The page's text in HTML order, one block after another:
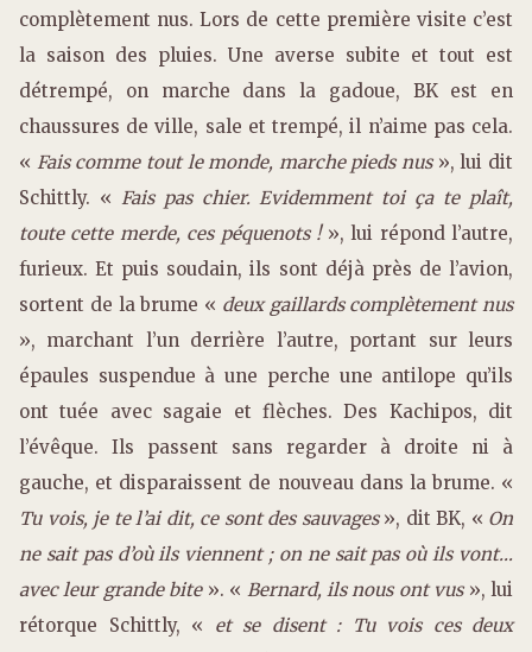
complètement nus. Lors de cette première visite c’est
la saison des pluies. Une averse subite et tout est
détrempé, on marche dans la gadoue, BK est en
chaussures de ville, sale et trempé, il n’aime pas cela.
« Fais comme tout le monde, marche pieds nus», lui dit
Schittly. « Fais pas chier. Evidemment toi ça te plaît,
toute cette merde, ces péquenots !», lui répond l’autre,
furieux. Et puis soudain, ils sont déjà près de l’avion,
sortent de la brume « deux gaillards complètement nus
», marchant l’un derrière l’autre, portant sur leurs
épaules suspendue à une perche une antilope qu’ils
ont tuée avec sagaie et flèches. Des Kachipos, dit
l’évêque. Ils passent sans regarder à droite ni à
gauche, et disparaissent de nouveau dans la brume. «
Tu vois, je te l’ai dit, ce sont des sauvages», dit BK, « On
ne sait pas d’où ils viennent ; on ne sait pas où ils vont…
avec leur grande bite». « Bernard, ils nous ont vus», lui
rétorque Schittly, « et se disent : Tu vois ces deux